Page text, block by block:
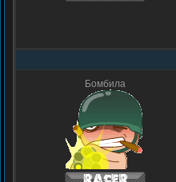
Бомбила